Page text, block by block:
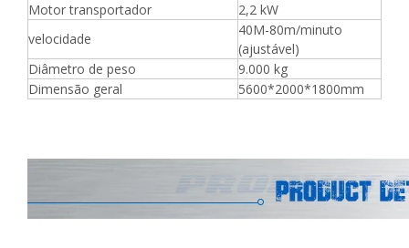
Motor transportador
2,2 kW
velocidade
40M-80m/minuto
(ajustável)
Diâmetro de peso
9.000 kg
Dimensão geral
5600*2000*1800mm